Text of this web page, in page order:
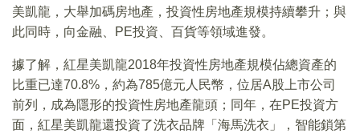
美凱龍，大舉加碼房地產，投資性房地產規模持續攀升；與
此同時，向金融、PE投資、百貨等領域進發。
據了解，紅星美凱龍2018年投資性房地產規模佔總資產的
比重已達70.8%，約為785億元人民幣，位居A股上市公司
前列，成為隱形的投資性房地產龍頭；同年，在PE投資方
面，紅星美凱龍還投資了洗衣品牌「海馬洗衣」，智能鎖第